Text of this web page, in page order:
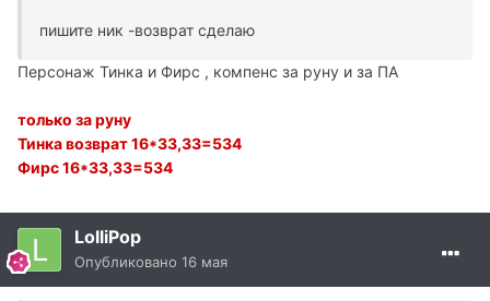
пишите ник -возврат сделаю
Персонаж Тинка и Фирс , компенс за руну и за ПА
только за руну
Тинка возврат 16*33,33=534
Фирс 16*33,33=534
LolliPop
Опубликовано 16 мая